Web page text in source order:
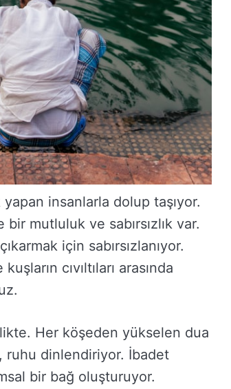
yapan insanlarla dolup taşıyor.
mutluluk ve sabırsızlık var.
için sabırsızlanıyor.
cıvıltıları arasında
Her köşeden yükselen dua
ruhu dinlendiriyor. İbadet
bir bağ oluşturuyor.